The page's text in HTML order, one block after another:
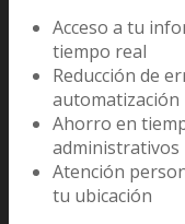
Acceso a tu
tiempo real
Reducción de
automatización
Ahorro en
administrativos
Atención
tu ubicación